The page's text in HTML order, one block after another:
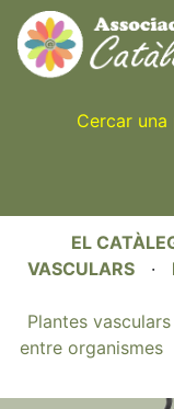
Cercar una
EL
VASCULARS ·
Plantes vasculars
entre organismes